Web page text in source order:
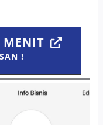
MENIT
!